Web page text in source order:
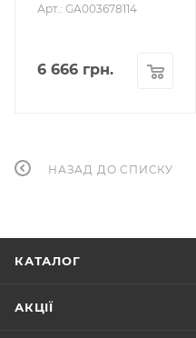
Арт.: GA003678114
6 666 грн.
НАЗАД ДО СПИСКУ
КАТАЛОГ
АКЦІЇ